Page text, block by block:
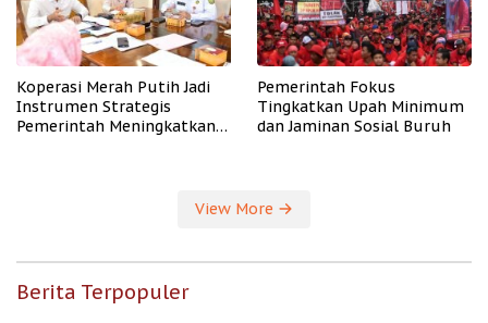
Koperasi Merah Putih Jadi
Instrumen Strategis
Pemerintah Meningkatkan
Pemerintah Fokus
Tingkatkan Upah Minimum
dan Jaminan Sosial Buruh
View More
Berita Terpopuler